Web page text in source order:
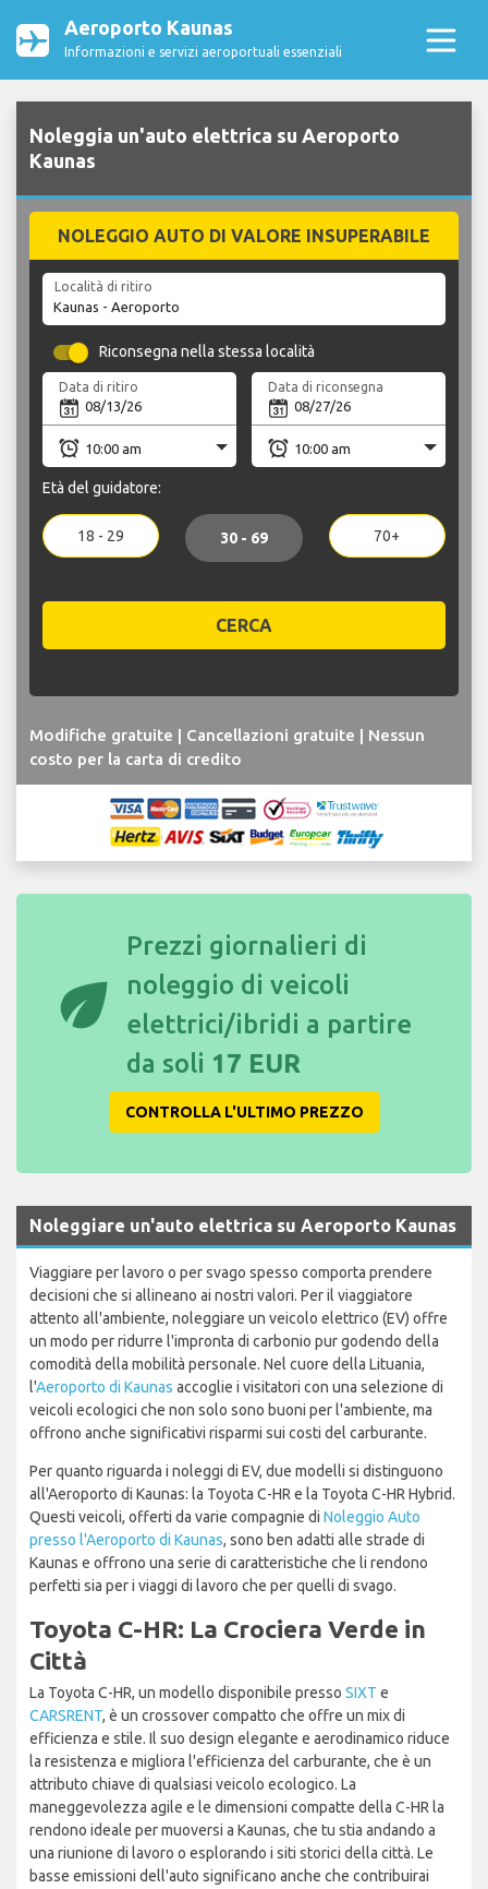
Aeroporto Kaunas
Informazioni e servizi aeroportuali essenziali
Noleggia un'auto elettrica su Aeroporto
Kaunas
NOLEGGIO AUTO DI VALORE INSUPERABILE
Località di ritiro
Riconsegna nella stessa località
Data di ritiro Data di riconsegna
Età del guidatore:
18 - 29 30 - 69 70+
CERCA
Modifiche gratuite | Cancellazioni gratuite | Nessun
costo per la carta di credito
eco
Prezzi giornalieri di
noleggio di veicoli
elettrici/ibridi a partire
da soli 17 EUR
CONTROLLA L'ULTIMO PREZZO
Noleggiare un'auto elettrica su Aeroporto Kaunas
Viaggiare per lavoro o per svago spesso comporta prendere
decisioni che si allineano ai nostri valori. Per il viaggiatore
attento all'ambiente, noleggiare un veicolo elettrico (EV) offre
un modo per ridurre l'impronta di carbonio pur godendo della
comodità della mobilità personale. Nel cuore della Lituania,
l'Aeroporto di Kaunas accoglie i visitatori con una selezione di
veicoli ecologici che non solo sono buoni per l'ambiente, ma
offrono anche significativi risparmi sui costi del carburante.
Per quanto riguarda i noleggi di EV, due modelli si distinguono
all'Aeroporto di Kaunas: la Toyota C-HR e la Toyota C-HR Hybrid.
Questi veicoli, offerti da varie compagnie di Noleggio Auto
presso l'Aeroporto di Kaunas, sono ben adatti alle strade di
Kaunas e offrono una serie di caratteristiche che li rendono
perfetti sia per i viaggi di lavoro che per quelli di svago.
Toyota C-HR: La Crociera Verde in
Città
La Toyota C-HR, un modello disponibile presso SIXT e
CARSRENT, è un crossover compatto che offre un mix di
efficienza e stile. Il suo design elegante e aerodinamico riduce
la resistenza e migliora l'efficienza del carburante, che è un
attributo chiave di qualsiasi veicolo ecologico. La
maneggevolezza agile e le dimensioni compatte della C-HR la
rendono ideale per muoversi a Kaunas, che tu stia andando a
una riunione di lavoro o esplorando i siti storici della città. Le
basse emissioni dell'auto significano anche che contribuirai